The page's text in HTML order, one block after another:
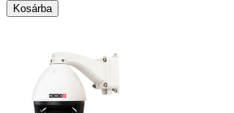
Kosárba